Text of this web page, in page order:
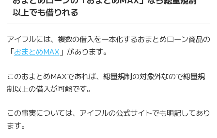
以上でも借りれる
アイフルには、複数の借入を一本化するおまとめローン商品の
「おまとめMAX 」があります。
このおまとめMAXであれば、総量規制の対象外なので総量規
制以上の借入が可能です。
この事実については、アイフルの公式サイトでも明記してあり
ます。